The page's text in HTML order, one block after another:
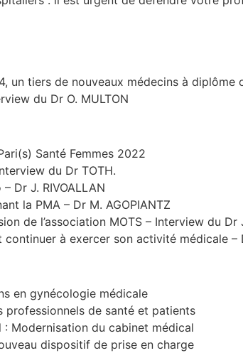
un tiers de nouveaux médecins à diplôme
du Dr O. MULTON
Santé Femmes 2022
du Dr TOTH.
Dr J. RIVOALLAN
la PMA – Dr M. AGOPIANTZ
de l’association MOTS – Interview du Dr
à exercer son activité médicale –
en gynécologie médicale
professionnels de santé et patients
Modernisation du cabinet médical
dispositif de prise en charge